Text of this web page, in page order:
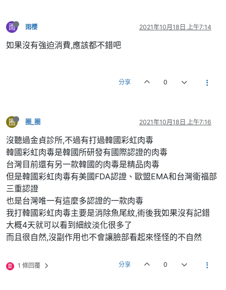
雨 雨樱 2021年10月18日 上午7:14
如果沒有強迫消費,應該都不錯吧
分享 0
圈 圈_圈 2021年10月18日 上午7:16
沒聽過金貞診所,不過有打過韓國彩虹肉毒
韓國彩虹肉毒是韓國所研發有國際認證的肉毒
台灣目前還有另一款韓國的肉毒是精品肉毒
但是韓國彩虹肉毒有美國FDA認證、歐盟EMA和台灣衛福部
三重認證
也是台灣唯一有這麼多認證的一款肉毒
我打韓國彩虹肉毒主要是消除魚尾紋,術後我如果沒有記錯
大概4天就可以看到細紋淡化很多了
而且很自然,沒副作用也不會讓臉部看起來怪怪的不自然
夏 1 條回覆 分享 0